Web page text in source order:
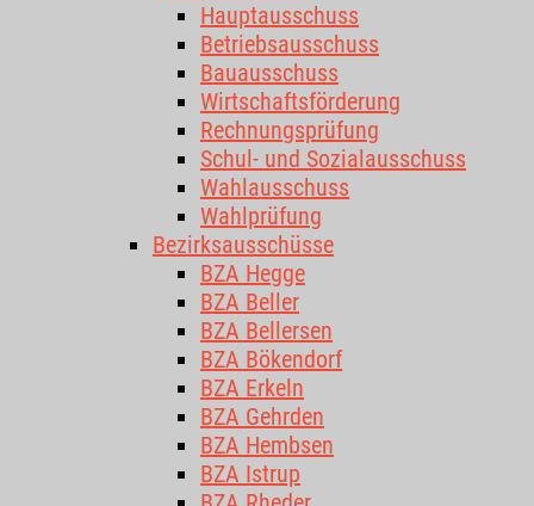
Hauptausschuss
Betriebsausschuss
Bauausschuss
Wirtschaftsförderung
Rechnungsprüfung
Schul- und Sozialausschuss
Wahlausschuss
Wahlprüfung
Bezirksausschüsse
BZA Hegge
BZA Beller
BZA Bellersen
BZA Bökendorf
BZA Erkeln
BZA Gehrden
BZA Hembsen
BZA Istrup